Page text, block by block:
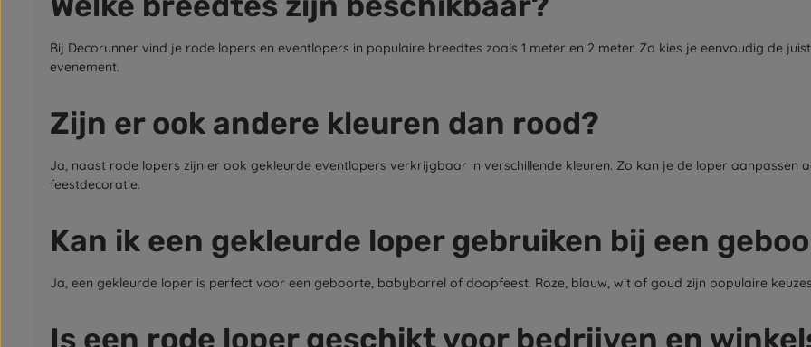
Bij Decorunner vind je rode lopers en eventlopers in populaire breedtes zoals 1 meter en 2 meter. Zo kies je eenvoudig de
evenement.
Zijn er ook andere kleuren dan rood?
Ja, naast rode lopers zijn er ook gekleurde eventlopers verkrijgbaar in verschillende kleuren. Zo kan je de loper aanpassen
feestdecoratie.
Kan ik een gekleurde loper gebruiken bij een
Ja, een gekleurde loper is perfect voor een geboorte, babyborrel of doopfeest. Roze, blauw, wit of goud zijn populaire
Is een rode loper geschikt voor bedrijven en